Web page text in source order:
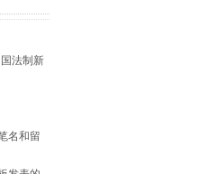
法制新
名和留